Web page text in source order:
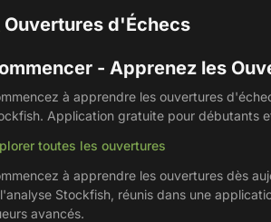
Ouvertures d'Échecs
- Apprenez les
à apprendre les ouvertures
Application gratuite pour débutants
toutes les ouvertures
à apprendre les ouvertures dès
Stockfish, réunis dans une
avancés.